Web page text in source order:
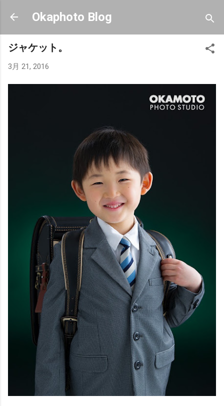
スキップしてメイン コンテンツに移動
Okaphoto Blog
ジャケット。
3月 21, 2016